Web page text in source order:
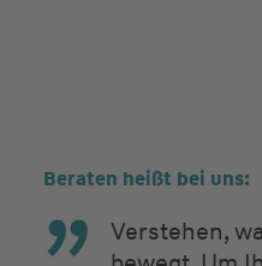
Beraten heißt bei uns:
Verstehen,